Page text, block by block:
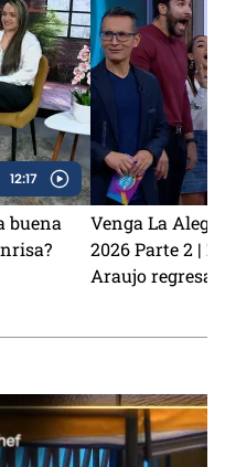
12:17
buena
Venga La
2026 Parte 2 |
Araujo